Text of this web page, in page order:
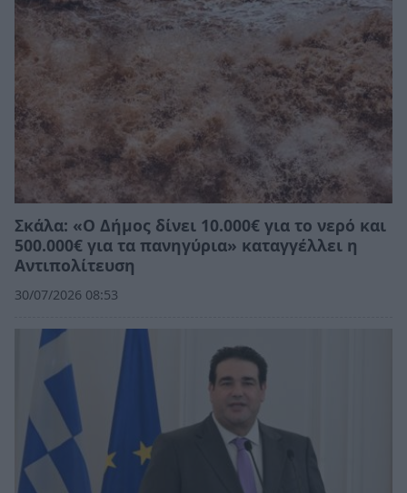
Σκάλα: «Ο Δήμος δίνει 10.000€ για το νερό και
500.000€ για τα πανηγύρια» καταγγέλλει η
Αντιπολίτευση
30/07/2026 08:53